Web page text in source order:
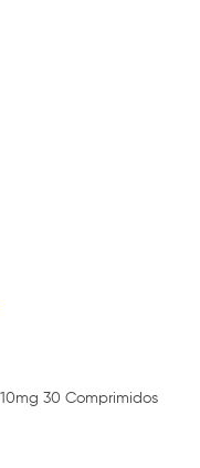
30 Comprimidos